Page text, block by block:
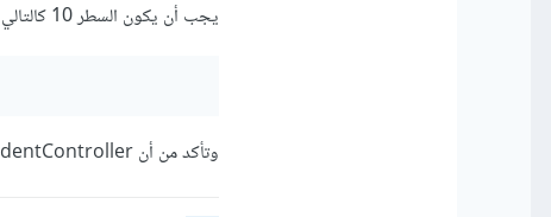
يجب أن يكون السطر 10 كالتالي
وتأكد من أن StudentController هو الإسم الصحيح للملف وإذا ما زال الخطأ موجود فأرسل صورة صفحة الخطأ كاملة